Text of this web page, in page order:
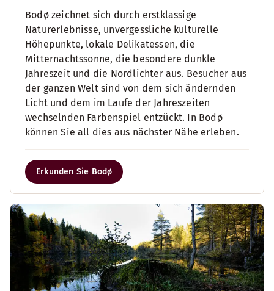
Bodø zeichnet sich durch erstklassige
Naturerlebnisse, unvergessliche kulturelle
Höhepunkte, lokale Delikatessen, die
Mitternachtssonne, die besondere dunkle
Jahreszeit und die Nordlichter aus. Besucher aus
der ganzen Welt sind von dem sich ändernden
Licht und dem im Laufe der Jahreszeiten
wechselnden Farbenspiel entzückt. In Bodø
können Sie all dies aus nächster Nähe erleben.
Erkunden Sie Bodø